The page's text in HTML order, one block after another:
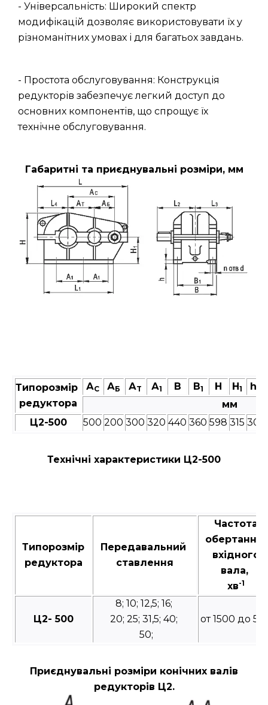
- Універсальність: Широкий спектр
модифікацій дозволяє використовувати їх у
різноманітних умовах і для багатьох завдань.
- Простота обслуговування: Конструкція
редукторів забезпечує легкий доступ до
основних компонентів, що спрощує їх
технічне обслуговування.
Габаритні та приєднувальні розміри, мм
Типорозмір
редуктора
АC АБ АT А1 В В1 Н Н 1
h
мм
Ц2-500
500 200 300 320 440 360 598 315 30
Технічні характеристики Ц2-500
Типорозмір
редуктора
Передавальний
ставлення
Частота
обертання
вхідного
вала,
хв-1
Ц2- 500
8; 10; 12,5; 16;
20; 25; 31,5; 40;
50;
от 1500 до
Приєднувальні розміри конічних валів
редукторів Ц2.